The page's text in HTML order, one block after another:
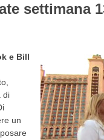
settimana
e Bill
di
un